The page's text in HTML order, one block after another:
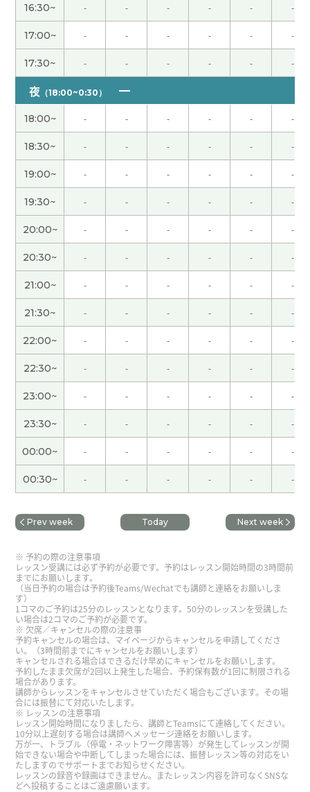
原来在上海的日本拉面店是一风堂，我把它跟一兰
搞混了
谢谢您的课。今天也很开心。下次见！ ( 女性 )
谢谢老师，讲得很容易理解。下次再见！
谢谢您一直以来如此耐心细致地教导我。下次我会
准备好课本。
一聊到做菜，时间就过得特别快。今天一边复习，
一边聊天，度过了一段愉快的时光。老师，谢谢
您！( 女性 )
我觉得复习真的很重要，因为有些地方已经忘记了
一点，通过复习又重新想起来了。谢谢您！
( 女性 )
谢谢老师的指导，下次见！( 男性 )
十六岁得了驾驶证以后一直开车。我觉得发生小的
交通事故没有办法。不要喝酒开车不要不遵守红绿
灯不要速度过多。引起大的交通事故。下次见吧。
男性 )
下次上课我也想谈谈关于用iPhone录音的事。
性 )
好。下次见！
( 女性 )
谢谢您的课。下次见！
谢谢您！( 女性 )
谢谢老师，讲得很容易理解。下次再见！
今天也谢谢您！我会好好复习的。下次见( 女性 )
复习简单的单词和语法也很重要。谢谢您！
今天也非常感谢您！今天也学得很开心。( 女性 )
现在拍视频太方便了，以后去旅游或者开车的时
16:30~ - - - - - -
17:00~ - - - - - -
17:30~ - - - - - -
夜 （18:00~0:30）
18:00~ - - - - - -
18:30~ - - - - - -
19:00~ - - - - - -
19:30~ - - - - - -
20:00~ - - - - - -
20:30~ - - - - - -
21:00~ - - - - - -
21:30~ - - - - - -
22:00~ - - - - - -
22:30~ - - - - - -
23:00~ - - - - - -
23:30~ - - - - - -
00:00~ - - - - - -
00:30~ - - - - - -
Prev week Today Next week
予約の際の注意事項
レッスン受講には必ず予約が必要です。予約はレッスン開始時間の3時間前
までにお願いします。
（当日予約の場合は予約後Teams/Wechatでも講師と連絡をお願いしま
す）
1コマのご予約は25分のレッスンとなります。50分のレッスンを受講した
い場合は2コマのご予約が必要です。
欠席／キャンセルの際の注意事
予約キャンセルの場合は、マイページからキャンセルを申請してくださ
い。（3時間前までにキャンセルをお願いします）
キャンセルされる場合はできるだけ早めにキャンセルをお願いします。
予約したまま欠席が2回以上発生した場合、予約保有数が1回に制限される
場合があります。
講師からレッスンをキャンセルさせていただく場合もございます。その場
合には振替にて対応いたします。
レッスンの注意事項
レッスン開始時間になりましたら、講師とTeamsにて連絡してください。
10分以上遅刻する場合は講師へメッセージ連絡をお願いします。
万が一、トラブル（停電・ネットワーク障害等）が発生してレッスンが開
始できない場合や中断してしまった場合には、振替レッスン等の対応をい
たしますのでサポートまでお知らせください。
レッスンの録音や録画はできません。またレッスン内容を許可なくSNSな
どへ投稿することはご遠慮願います。